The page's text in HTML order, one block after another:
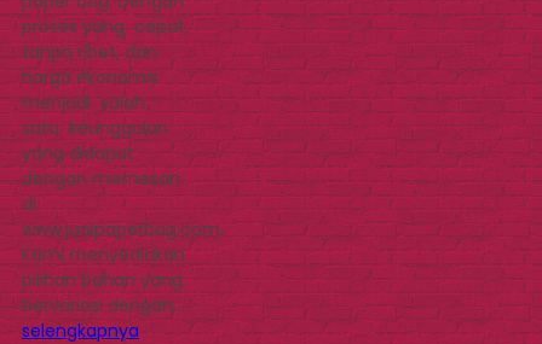
proses yang cepat,
tanpa ribet, dan
harga ekonomis
menjadi salah
satu keunggulan
yang didapat
dengan memesan
di
www.jualpaperbag.com.
Kami menyediakan
pilihan bahan yang
bervariasi dengan…
selengkapnya